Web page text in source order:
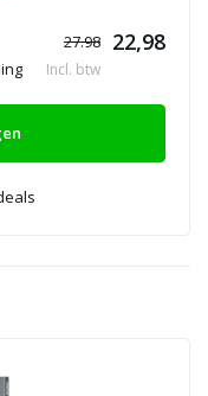
27.98 22,98
Incl. btw